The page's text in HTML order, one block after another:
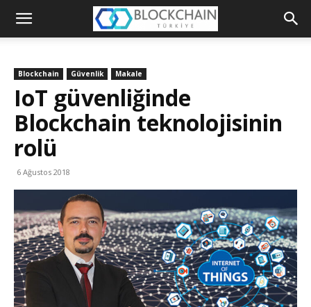
Blockchain
Blockchain Güvenlik Makale
IoT güvenliğinde
Blockchain teknolojisinin
rolü
6 Ağustos 2018